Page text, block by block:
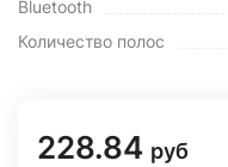
Bluetooth
Количество полос
228.84 руб